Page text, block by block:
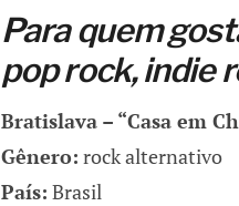
Para quem
pop rock, indie
Bratislava – “Casa em
Gênero: rock alternativo
País: Brasil